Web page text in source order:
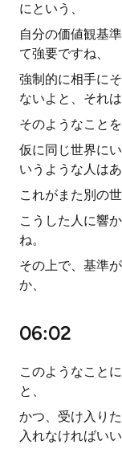
にという、
自分の価値観基
て強要ですね、
強制的に相手に
ないよと、それ
そのようなこと
仮に同じ世界に
いうような人は
これがまた別の
こうした人に響
ね。
その上で、基準
か、
06:02
このようなこと
と、
かつ、受け入り
入れなければい